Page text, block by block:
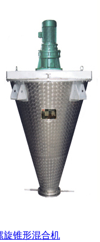
旋锥形混合机